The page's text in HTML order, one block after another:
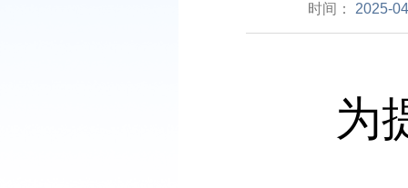
时间： 2025-
为提